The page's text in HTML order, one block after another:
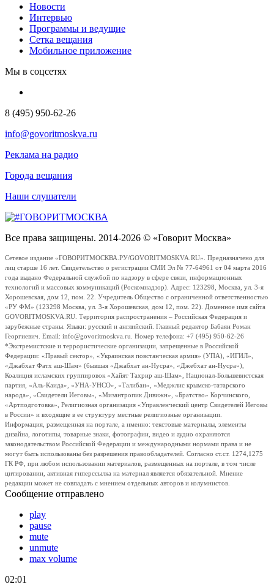
Новости
Интервью
Программы и ведущие
Сетка вещания
Мобильное приложение
Мы в соцсетях
8 (495) 950-62-26
info@govoritmoskva.ru
Реклама на радио
Города вещания
Наши слушатели
Все права защищены. 2014-2026 © «Говорит Москва»
Сетевое издание «ГОВОРИТМОСКВА.РУ/GOVORITMOSKVA.RU». Предназначено для
лиц старше 16 лет. Свидетельство о регистрации СМИ Эл № 77-64961 от 04 марта 2016
года выдано Федеральной службой по надзору в сфере связи, информационных
технологий и массовых коммуникаций (Роскомнадзор). Адрес: 123298, Москва, ул. 3-я
Хорошевская, дом 12, пом. 22. Учредитель Общество с ограниченной ответственностью
«РУ ФМ» (123298 Москва, ул. 3-я Хорошевская, дом 12, пом. 22). Доменное имя сайта
GOVORITMOSKVA.RU. Территория распространения – Российская Федерация и
зарубежные страны. Языки: русский и английский. Главный редактор Бабаян Роман
Георгиевич. Email: info@govoritmoskva.ru. Номер телефона: +7 (495) 950-62-26
*Экстремистские и террористические организации, запрещенные в Российской
Федерации: «Правый сектор», «Украинская повстанческая армия» (УПА), «ИГИЛ»,
«Джабхат Фатх аш-Шам» (бывшая «Джабхат ан-Нусра», «Джебхат ан-Нусра»),
Коалиция исламских группировок «Хайят Тахрир аш-Шам», Национал-Большевистская
партия, «Аль-Каида», «УНА-УНСО», «Талибан», «Меджлис крымско-татарского
народа», «Свидетели Иеговы», «Мизантропик Дивижн», «Братство» Корчинского,
«Артподготовка», Религиозная организация «Управленческий центр Свидетелей Иеговы
в России» и входящие в ее структуру местные религиозные организации.
Информация, размещенная на портале, а именно: текстовые материалы, элементы
дизайна, логотипы, товарные знаки, фотографии, видео и аудио охраняются
законодательством Российской Федерации и международными нормами права и не
могут быть использованы без разрешения правообладателей. Согласно ст.ст. 1274,1275
ГК РФ, при любом использовании материалов, размещенных на портале, в том числе
цитировании, активная гиперссылка на материал является обязательной. Мнение
редакции может не совпадать с мнением отдельных авторов и колумнистов.
Сообщение отправлено
play
pause
mute
unmute
max volume
02:01